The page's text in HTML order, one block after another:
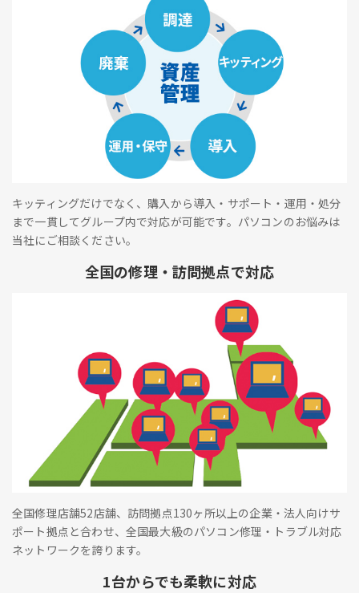
キッティングだけでなく、購入から導入・サポート・運用・処分
まで一貫してグループ内で対応が可能です。パソコンのお悩みは
当社にご相談ください。
全国の修理・訪問拠点で対応
全国修理店舗52店舗、訪問拠点130ヶ所以上の企業・法人向けサ
ポート拠点と合わせ、全国最大級のパソコン修理・トラブル対応
ネットワークを誇ります。
1台からでも柔軟に対応